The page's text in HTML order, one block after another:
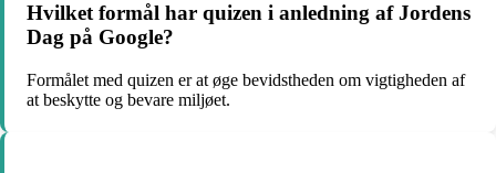
Hvilket formål har quizen i anledning af Jordens
Dag på Google?
Formålet med quizen er at øge bevidstheden om vigtigheden af
at beskytte og bevare miljøet.